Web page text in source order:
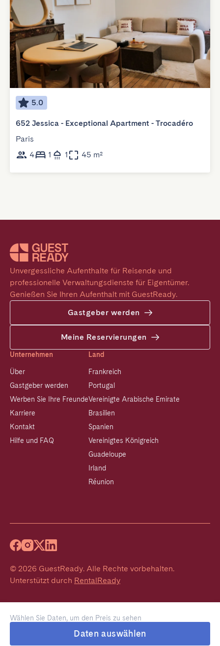
Wählen Sie Daten, um den Preis zu sehen
Daten auswählen
5.0
652 Jessica - Exceptional Apartment - Trocadéro
Paris
4
1 1 45 m²
Unvergessliche Aufenthalte für Reisende und
professionelle Verwaltungsdienste für Eigentümer.
Genießen Sie Ihren Aufenthalt mit GuestReady.
Gastgeber werden
Meine Reservierungen
Unternehmen
Über
Gastgeber werden
Werben Sie Ihre Freunde
Karriere
Kontakt
Hilfe und FAQ
Land
Frankreich
Portugal
Vereinigte Arabische Emirate
Brasilien
Spanien
Vereinigtes Königreich
Guadeloupe
Irland
Réunion
© 2026 GuestReady. Alle Rechte vorbehalten.
Unterstützt durch RentalReady